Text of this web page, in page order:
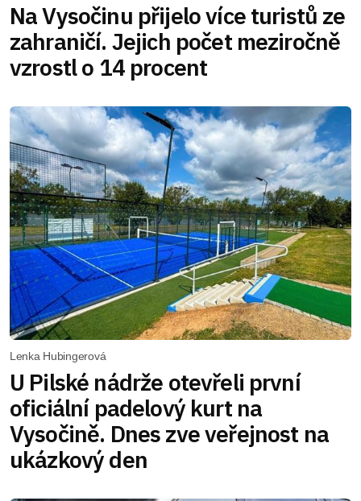
Na Vysočinu přijelo více turistů ze
zahraničí. Jejich počet meziročně
vzrostl o 14 procent
Lenka Hubingerová
U Pilské nádrže otevřeli první
oficiální padelový kurt na
Vysočině. Dnes zve veřejnost na
ukázkový den